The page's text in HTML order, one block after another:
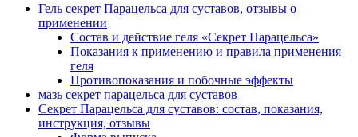
Гель секрет Парацельса для суставов, отзывы о
применении
Состав и действие геля «Секрет Парацельса»
Показания к применению и правила применения
геля
Противопоказания и побочные эффекты
мазь секрет парацельса для суставов
Секрет Парацельса для суставов: состав, показания,
инструкция, отзывы